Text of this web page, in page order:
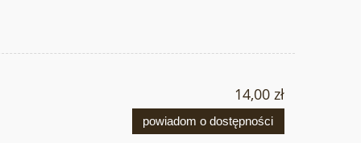
14,00 zł
powiadom o dostępności